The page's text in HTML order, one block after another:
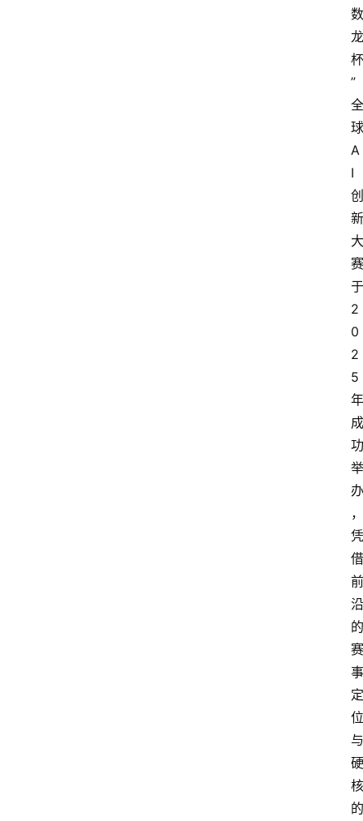
数
龙
杯
”
全
球
A
I
创
新
大
赛
于
2
0
2
5
年
成
功
举
办
，
凭
借
前
沿
的
赛
事
定
位
与
硬
核
的